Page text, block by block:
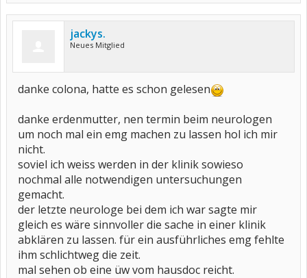
jackys.
Neues Mitglied
danke colona, hatte es schon gelesen
danke erdenmutter, nen termin beim neurologen
um noch mal ein emg machen zu lassen hol ich mir
nicht.
soviel ich weiss werden in der klinik sowieso
nochmal alle notwendigen untersuchungen
gemacht.
der letzte neurologe bei dem ich war sagte mir
gleich es wäre sinnvoller die sache in einer klinik
abklären zu lassen. für ein ausführliches emg fehlte
ihm schlichtweg die zeit.
mal sehen ob eine üw vom hausdoc reicht.